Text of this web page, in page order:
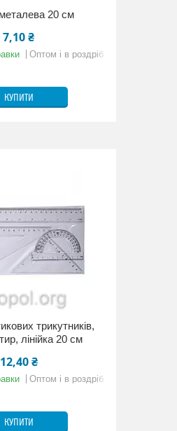
металева 20 см
7,10 ₴
Оптом і в роздріб
КУПИТИ
трикутників,
лінійка 20 см
12,40 ₴
Оптом і в роздріб
КУПИТИ